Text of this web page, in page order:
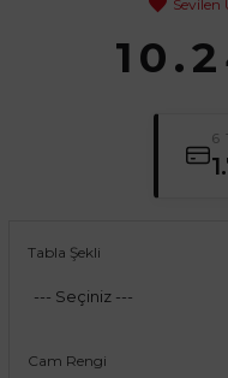
6
Sevilen
Tabla Şekli
Cam Rengi